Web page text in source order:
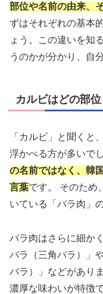
部位や名前の由来、
ずはそれぞれの基本
ょう。この違いを知
うのかが分かり、自
カルビはどの部
「カルビ」と聞くと
浮かべる方が多いで
の名前ではなく、韓
言葉です。 そのため
いている「バラ肉」
バラ肉はさらに細か
バラ（三角バラ）」
バラ）」などがあり
濃厚な味わいが特徴